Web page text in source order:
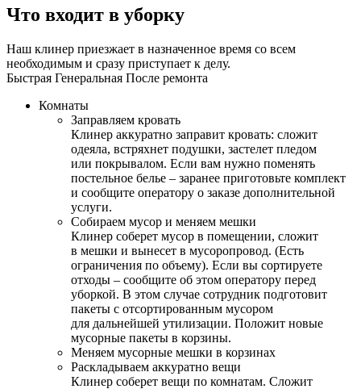
Что входит в уборку
Наш клинер приезжает в назначенное время со всем
необходимым и сразу приступает к делу.
Быстрая Генеральная После ремонта
Комнаты
Заправляем кровать
Клинер аккуратно заправит кровать: сложит
одеяла, встряхнет подушки, застелет пледом
или покрывалом. Если вам нужно поменять
постельное белье – заранее приготовьте комплект
и сообщите оператору о заказе дополнительной
услуги.
Собираем мусор и меняем мешки
Клинер соберет мусор в помещении, сложит
в мешки и вынесет в мусоропровод. (Есть
ограничения по объему). Если вы сортируете
отходы – сообщите об этом оператору перед
уборкой. В этом случае сотрудник подготовит
пакеты с отсортированным мусором
для дальнейшей утилизации. Положит новые
мусорные пакеты в корзины.
Меняем мусорные мешки в корзинах
Раскладываем аккуратно вещи
Клинер соберет вещи по комнатам. Сложит